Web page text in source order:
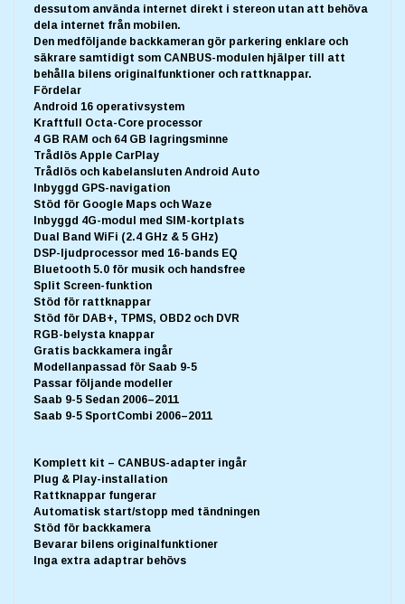
dessutom använda internet direkt i stereon utan att behöva
dela internet från mobilen.
Den medföljande backkameran gör parkering enklare och
säkrare samtidigt som CANBUS-modulen hjälper till att
behålla bilens originalfunktioner och rattknappar.
Fördelar
Android 16 operativsystem
Kraftfull Octa-Core processor
4 GB RAM och 64 GB lagringsminne
Trådlös Apple CarPlay
Trådlös och kabelansluten Android Auto
Inbyggd GPS-navigation
Stöd för Google Maps och Waze
Inbyggd 4G-modul med SIM-kortplats
Dual Band WiFi (2.4 GHz & 5 GHz)
DSP-ljudprocessor med 16-bands EQ
Bluetooth 5.0 för musik och handsfree
Split Screen-funktion
Stöd för rattknappar
Stöd för DAB+, TPMS, OBD2 och DVR
RGB-belysta knappar
Gratis backkamera ingår
Modellanpassad för Saab 9-5
Passar följande modeller
Saab 9-5 Sedan 2006–2011
Saab 9-5 SportCombi 2006–2011
Komplett kit – CANBUS-adapter ingår
Plug & Play-installation
Rattknappar fungerar
Automatisk start/stopp med tändningen
Stöd för backkamera
Bevarar bilens originalfunktioner
Inga extra adaptrar behövs